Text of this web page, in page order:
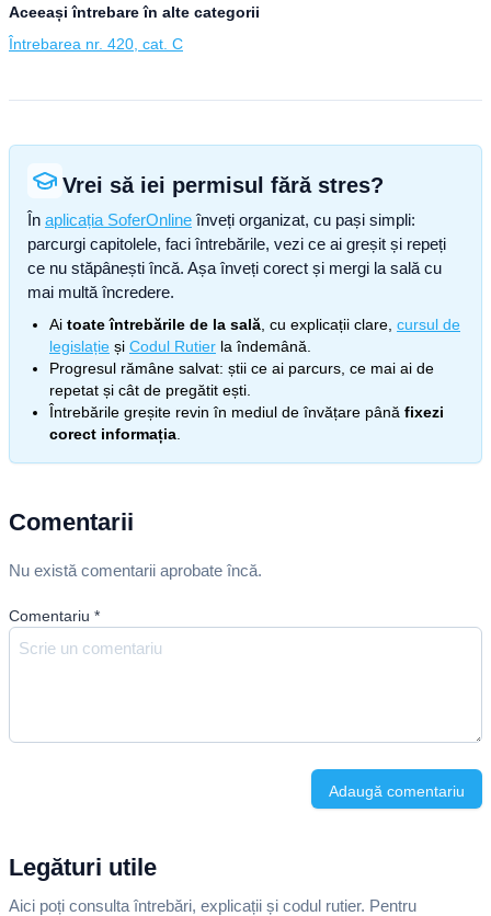
Aceeași întrebare în alte categorii
Întrebarea nr. 420, cat. C
Vrei să iei permisul fără stres?
În aplicația SoferOnline înveți organizat, cu pași simpli:
parcurgi capitolele, faci întrebările, vezi ce ai greșit și repeți
ce nu stăpânești încă. Așa înveți corect și mergi la sală cu
mai multă încredere.
Ai toate întrebările de la sală , cu explicații clare, cursul de
legislație și Codul Rutier la îndemână.
Progresul rămâne salvat: știi ce ai parcurs, ce mai ai de
repetat și cât de pregătit ești.
Întrebările greșite revin în mediul de învățare până fixezi
corect informația
Comentarii
Nu există comentarii aprobate încă.
Comentariu *
Adaugă comentariu
Legături utile
Aici poți consulta întrebări, explicații și codul rutier. Pentru